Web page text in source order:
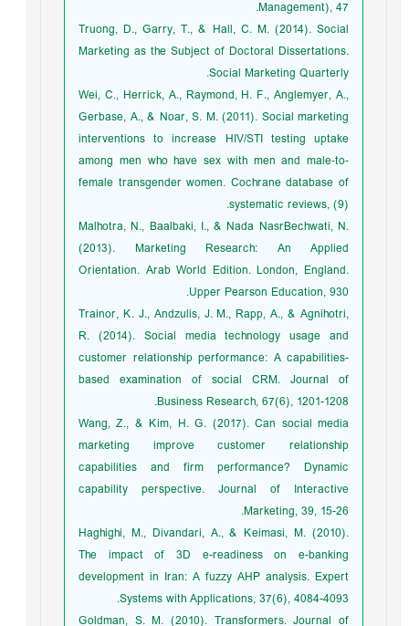
Management), 47.
Truong, D., Garry, T., & Hall, C. M. (2014). Social
Marketing as the Subject of Doctoral Dissertations.
Social Marketing Quarterly.
Wei, C., Herrick, A., Raymond, H. F., Anglemyer, A.,
Gerbase, A., & Noar, S. M. (2011). Social marketing
interventions to increase HIV/STI testing uptake
among men who have sex with men and male‐to‐
female transgender women. Cochrane database of
systematic reviews, (9).
Malhotra, N., Baalbaki, I., & Nada NasrBechwati, N.
(2013). Marketing Research: An Applied
Orientation. Arab World Edition. London, England.
Upper Pearson Education, 930.
Trainor, K. J., Andzulis, J. M., Rapp, A., & Agnihotri,
R. (2014). Social media technology usage and
customer relationship performance: A capabilities-
based examination of social CRM. Journal of
Business Research, 67(6), 1201-1208.
Wang, Z., & Kim, H. G. (2017). Can social media
marketing improve customer relationship
capabilities and firm performance? Dynamic
capability perspective. Journal of Interactive
Marketing, 39, 15-26.
Haghighi, M., Divandari, A., & Keimasi, M. (2010).
The impact of 3D e-readiness on e-banking
development in Iran: A fuzzy AHP analysis. Expert
Systems with Applications, 37(6), 4084-4093.
Goldman, S. M. (2010). Transformers. Journal of